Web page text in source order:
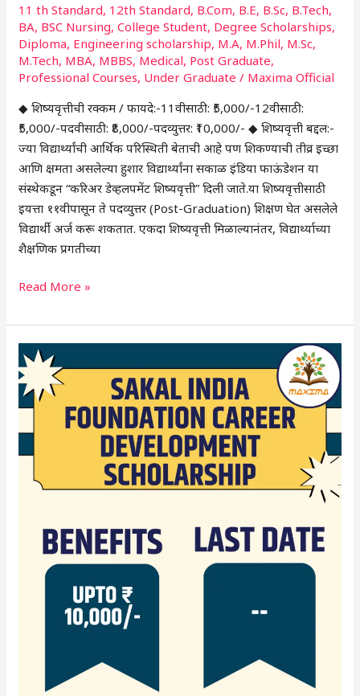
11 th Standard, 12th Standard, B.Com, B.E, B.Sc, B.Tech,
BA, BSC Nursing,College Student, Degree Scholarships,
Diploma, Engineering scholarship, M.A, M.Phil, M.Sc,
M.Tech, MBA, MBBS, Medical, Post Graduate,
Professional Courses, Under Graduate / Maxima Official
◆ शिष्यवृत्तीची रक्कम / फायदे:-11वीसाठी: ₹5,000/-12वीसाठी:
₹5,000/-पदवीसाठी: ₹8,000/-पदव्युत्तर: ₹10,000/- ◆ शिष्यवृत्ती बद्दल:-
ज्या विद्यार्थ्यांची आर्थिक परिस्थिती बेताची आहे पण शिकण्याची तीव्र इच्छा
आणि क्षमता असलेल्या हुशार विद्यार्थ्यांना सकाळ इंडिया फाऊंडेशन या
संस्थेकडून “करिअर डेव्हलपमेंट शिष्यवृत्ती” दिली जाते.या शिष्यवृत्तीसाठी
इयत्ता ११वीपासून ते पदव्युत्तर (Post-Graduation) शिक्षण घेत असलेले
विद्यार्थी अर्ज करू शकतात. एकदा शिष्यवृत्ती मिळाल्यानंतर, विद्यार्थ्याच्या
शैक्षणिक प्रगतीच्या
Read More »
Sakal
India
Foundation
Career
Development
Scholarship